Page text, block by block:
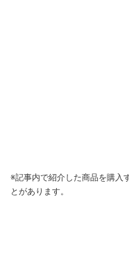
※記事内で紹介した商品を購入
とがあります。